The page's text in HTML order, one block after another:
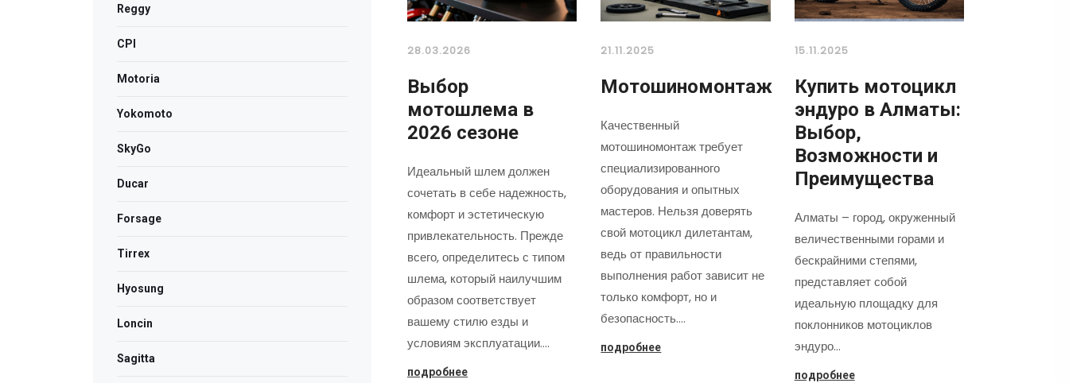
28.03.2026
Выбор
мотошлема в
2026 сезоне
Идеальный шлем должен
сочетать в себе надежность,
комфорт и эстетическую
привлекательность. Прежде
всего, определитесь с типом
шлема, который наилучшим
образом соответствует
вашему стилю езды и
условиям эксплуатации.…
подробнее
21.11.2025
Мотошиномонтаж
Качественный
мотошиномонтаж требует
специализированного
оборудования и опытных
мастеров. Нельзя доверять
свой мотоцикл дилетантам,
ведь от правильности
выполнения работ зависит не
только комфорт, но и
безопасность.…
подробнее
15.11.2025
Купить мотоцикл
эндуро в Алматы:
Выбор,
Возможности и
Преимущества
Алматы – город, окруженный
величественными горами и
бескрайними степями,
представляет собой
идеальную площадку для
поклонников мотоциклов
эндуро…
подробнее
Reggy
CPI
Motoria
Yokomoto
SkyGo
Ducar
Forsage
Tirrex
Hyosung
Loncin
Sagitta